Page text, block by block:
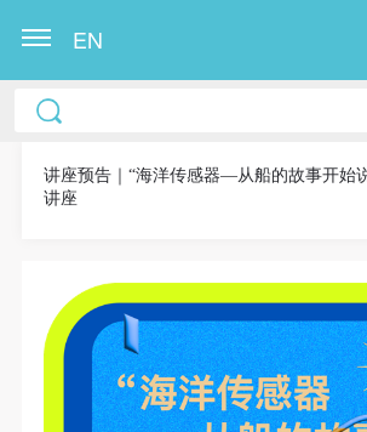
EN
讲座预告｜“海洋传感器—从船的故事开始
讲座
中央美术学院美术馆出版授权协议书
称“CAFAM”），愿意将本人参与中
公共教育部组织的公益性活动（包括
果（如参与工作坊创作的作品）提交
作发表、出版。中央美术学院可以以
它数字媒体形式公开出版，并同意编
源总库》《中央美术学院资料库》《
术馆资料库》等相关资料、文献、档
中央美术学院美术馆出版授权协议书
称“CAFAM”），愿意将本人参与中
公共教育部组织的公益性活动（包括
果（如参与工作坊创作的作品）提交
作发表、出版。中央美术学院可以以
它数字媒体形式公开出版，并同意编
源总库》《中央美术学院资料库》《
术馆资料库》等相关资料、文献、档
中央美术学院美术馆出版授权协议书
称“CAFAM”），愿意将本人参与中
公共教育部组织的公益性活动（包括
果（如参与工作坊创作的作品）提交
作发表、出版。中央美术学院可以以
它数字媒体形式公开出版，并同意编
源总库》《中央美术学院资料库》《
术馆资料库》等相关资料、文献、档